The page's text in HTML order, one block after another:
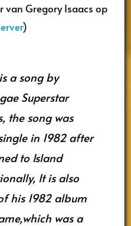
van Gregory Isaacs op
)
a song by
Superstar
the song was
in 1982 after
to Island
It is also
his 1982 album
was a